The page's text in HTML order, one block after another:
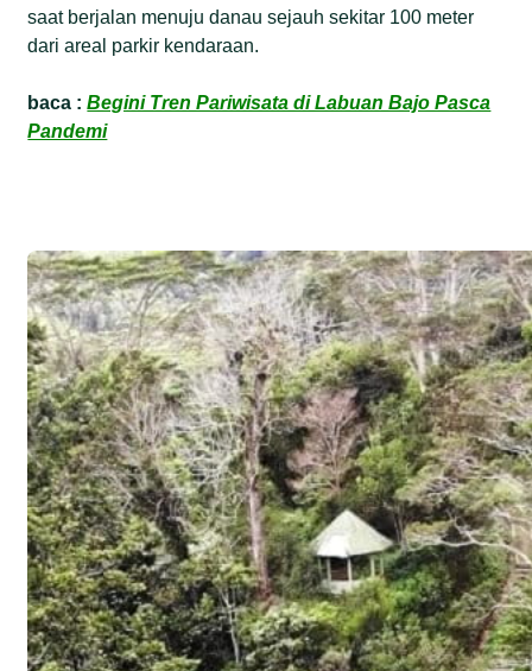
saat berjalan menuju danau sejauh sekitar 100 meter
dari areal parkir kendaraan.
baca :Begini Tren Pariwisata di Labuan Bajo Pasca
Pandemi